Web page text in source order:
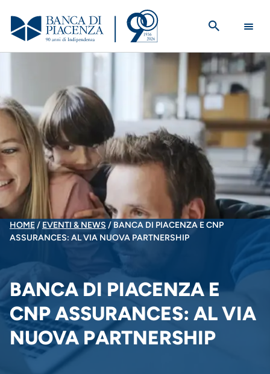
contenuto
principale
BRICIOLE
PANE
HOME EVENTI & NEWS
BANCA DI PIACENZA E CNP
ASSURANCES: AL VIA NUOVA PARTNERSHIP
BANCA DI PIACENZA E
CNP ASSURANCES: AL VIA
NUOVA PARTNERSHIP